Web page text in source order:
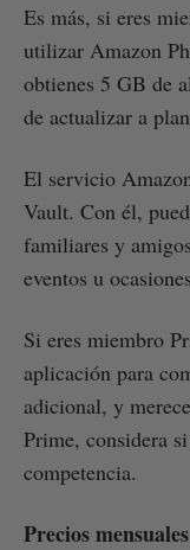
Es más, si eres
utilizar Amazon
obtienes 5 GB de
de actualizar a
El servicio
Vault. Con él,
familiares y
eventos u
Si eres miembro
aplicación para
adicional, y
Prime, considera
competencia.
Precios